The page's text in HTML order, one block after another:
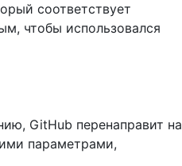
соответствует
чтобы использовался
GitHub перенаправит на
параметрами,